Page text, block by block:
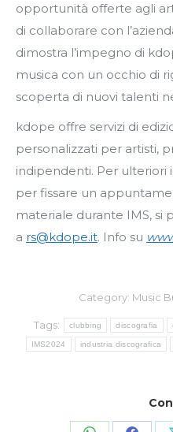
opportunità offerte agli
di collaborare con
dimostra l’impegno di
musica con un occhio di
scoperta di nuovi talenti
kdope offre servizi di
personalizzati per artisti,
indipendenti. Per ulteriori
per fissare un
materiale durante IMS, si
a rs@kdope.it. Info su
Category: Music
Tags: clubbing discografia
IMS2024 industria discografica